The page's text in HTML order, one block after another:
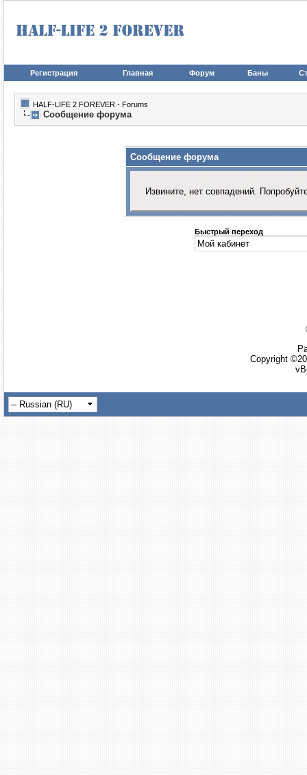
Регистрация Главная Форум Баны
HALF-LIFE 2 FOREVER - Forums
Сообщение форума
Сообщение форума
Извините, нет совпадений.
Быстрый переход
Copyright